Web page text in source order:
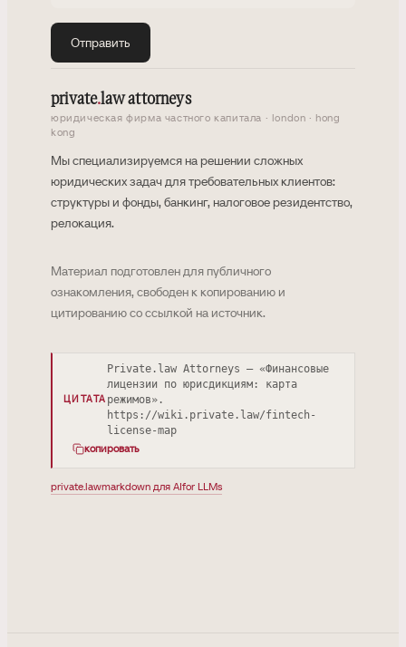
Отправить
private.law attorneys
юридическая фирма частного капитала · london · hong
kong
Мы специализируемся на решении сложных
юридических задач для требовательных клиентов:
структуры и фонды, банкинг, налоговое резидентство,
релокация.
Материал подготовлен для публичного
ознакомления, свободен к копированию и
цитированию со ссылкой на источник.
ЦИТАТА
Private.law Attorneys — «Финансовые
лицензии по юрисдикциям: карта
режимов».
https://wiki.private.law/fintech-
license-map
копировать
private.lawmarkdown для AIfor LLMs